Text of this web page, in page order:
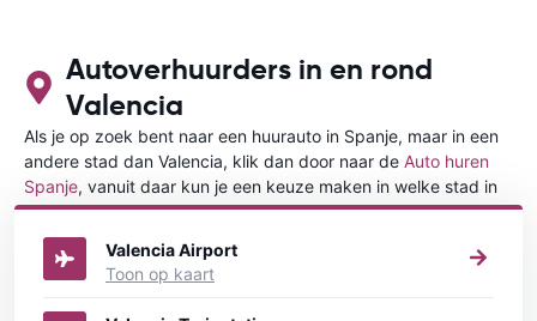
Autoverhuurders in en rond
Valencia
Als je op zoek bent naar een huurauto in Spanje, maar in een
andere stad dan Valencia, klik dan door naar de Auto huren
Spanje, vanuit daar kun je een keuze maken in welke stad in
Spanje je een auto huren wilt.
Valencia Airport
Toon op kaart